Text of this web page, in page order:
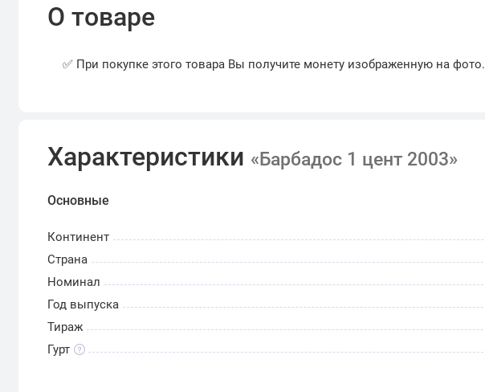
О товаре
✅ При покупке этого товара Вы получите монету изображенную на фото.
Характеристики «Барбадос 1 цент 2003»
Основные
Континент
Страна
Номинал
Год выпуска
Тираж
Гурт